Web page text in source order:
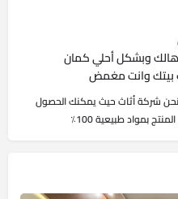
وبشكل أحلي كمان
شركة أثاث حيث يمكنك الحصول
بمواد طبيعية 100٪